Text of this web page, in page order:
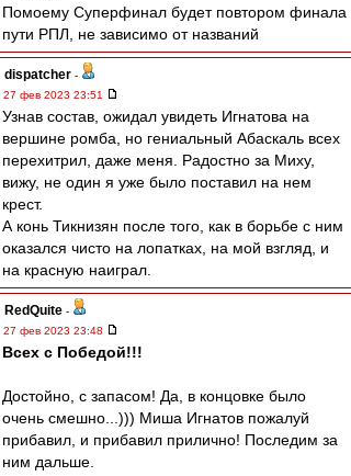
Помоему Суперфинал будет повтором финала
пути РПЛ, не зависимо от названий
dispatcher -
27 фев 2023 23:51
Узнав состав, ожидал увидеть Игнатова на
вершине ромба, но гениальный Абаскаль всех
перехитрил, даже меня. Радостно за Миху,
вижу, не один я уже было поставил на нем
крест.
А конь Тикнизян после того, как в борьбе с ним
оказался чисто на лопатках, на мой взгляд, и
на красную наиграл.
RedQuite -
27 фев 2023 23:48
Всех с Победой!!!
Достойно, с запасом! Да, в концовке было
очень смешно...))) Миша Игнатов пожалуй
прибавил, и прибавил прилично! Последим за
ним дальше.